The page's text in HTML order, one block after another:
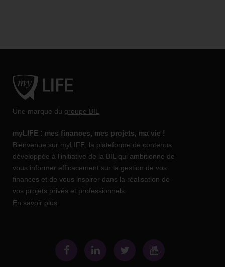
Une marque du groupe BIL
myLIFE : mes finances, mes projets, ma vie !
Bienvenue sur myLIFE, la plateforme de contenus
développée à l’initiative de la BIL qui ambitionne de
vous informer efficacement sur la gestion de vos
finances et de vous inspirer dans la réalisation de
vos projets privés et professionnels.
En savoir plus